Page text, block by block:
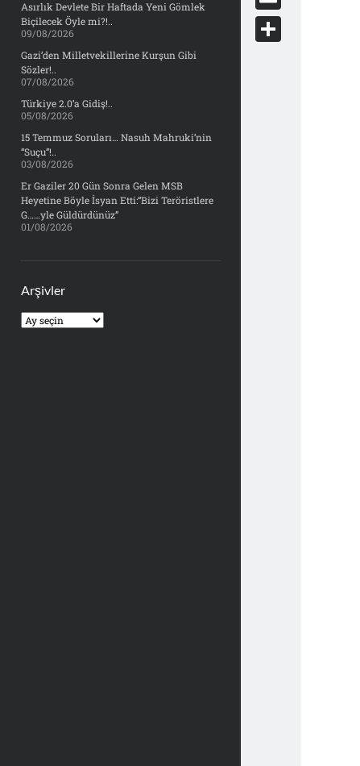
Asırlık Devlete Bir Haftada Yeni Gömlek
Biçilecek Öyle mi?!..
09/08/2026
Gazi’den Milletvekillerine Kurşun Gibi
Sözler!..
07/08/2026
Türkiye 2.0’a Gidiş!..
05/08/2026
15 Temmuz Soruları… Nasuh Mahruki’nin
“Suçu”!..
03/08/2026
Er Gaziler 20 Gün Sonra Gelen MSB
Heyetine Böyle İsyan Etti:“Bizi Teröristlere
G……yle Güldürdünüz”
01/08/2026
Arşivler
Arşivler
y
db
d
d
o
c
E